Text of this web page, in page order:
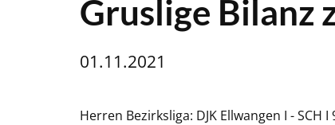
Gruslige Bilanz
01.11.2021
Herren Bezirksliga: DJK Ellwangen I - SCH I